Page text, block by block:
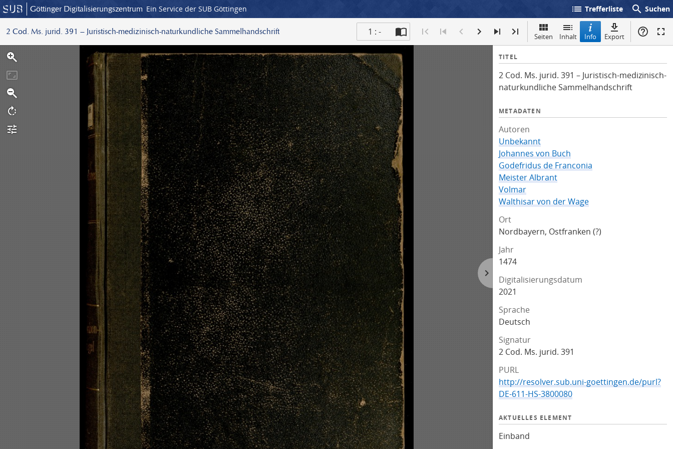
Göttinger Digitalisierungszentrum Ein Service der SUB Göttingen list Trefferliste search Suchen
2 Cod. Ms. jurid. 391 – Juristisch-medizinisch-naturkundliche Sammelhandschrift 1 : - Seiten Inhalt Info Export
I
f
o
TITEL
2 Cod. Ms. jurid. 391 – Juristisch-medizinisch-
naturkundliche Sammelhandschrift
METADATEN
Autoren
Unbekannt
Johannes von Buch
Godefridus de Franconia
Meister Albrant
Volmar
Walthisar von der Wage
Ort
Nordbayern, Ostfranken (?)
Jahr
1474
Digitalisierungsdatum
2021
Sprache
Deutsch
Signatur
2 Cod. Ms. jurid. 391
PURL
http://resolver.sub.uni-goettingen.de/purl?
DE-611-HS-3800080
AKTUELLES ELEMENT
Einband